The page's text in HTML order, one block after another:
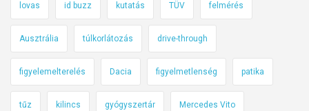
lovas id buzz kutatás TÜV felmérés
Ausztrália túlkorlátozás drive-through
figyelemelterelés Dacia figyelmetlenség patika
tűz kilincs gyógyszertár Mercedes Vito